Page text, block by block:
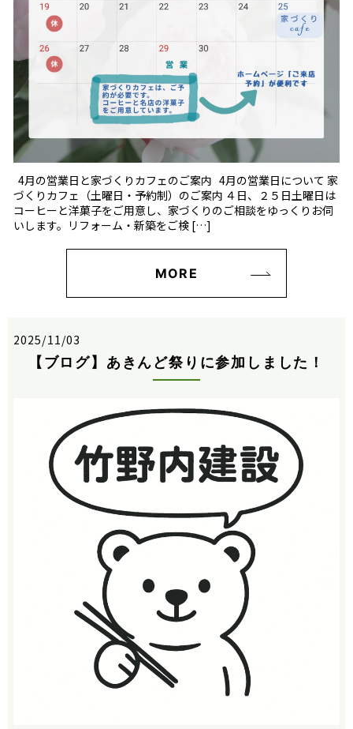
4月の営業日と家づくりカフェのご案内 4月の営業日について 家
づくりカフェ（土曜日・予約制）のご案内 ４日、２５日土曜日は
コーヒーと洋菓子をご用意し、家づくりのご相談をゆっくりお伺
いします。リフォーム・新築をご検 […]
MORE
2025/11/03
【ブログ】あきんど祭りに参加しました！